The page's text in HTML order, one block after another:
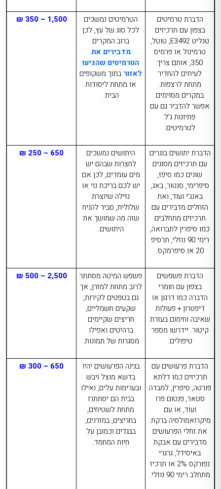
הדברת טרמיטים
בצפון עם תרכיזים
טנליטE3492, טוטל,
טרמינול או פרמיס
350, אותם צריך
לעיתים להחדיר
מתחת לרצפות.
במקרים מסוימים
אפשר להדביר גם עם
פתיונות ג’ל
לטרמיטים.
הטרמיטים נמשכים
לכל סוג של עץ, לכן
ברוב המקרים
מדבירים את
הטרמיטים שהגיעו
לאזור בתוך משקופים
או מתחת ליסודות
הבית.
1,500 – 350 ₪
הדברת יתושים בוגרים
עם תרכיזים מסוגים
שונים כמו סיפז,
סיפרימי, סנטור, באג,
באנג’י ועוד, ואת
הזחלים מדבירים עם
תרכיזים מתחלבים
כמו סיפרין לתברואה,
רימי 90 נוזלי, תרסיפ
20 או סיפרמקס.
היתושים נמשכים
לחצרות שבהם יש
מים עומדים, לכן אם
יש לכם בריכת נוי או
נזילה שיוצרת
שלולית, סביר להניח
שזה מה שמושך את
היתושים.
650 – 250 ₪
הדברת פשפשים
בצפון עם חומרי
הדברה כמו דרגון או
דיפטרון + פעולות
שאיבה וחימום בעזרת
קיטור. יידרשו מספר
טיפולים.
פשפש המיטה מסתתר
לרוב מתחת למזרן, אך
גם בטפטים לקירות,
שקעים חשמליים,
חריצים שקיימים
ברהיטים ואפילו
מסגרות של תמונות.
2,500 – 500 ₪
הדברת פרעושים עם
תרכיזים כמו דלתא
פורטה, סיפרין, למבדה
סטאר, פנטום פרו
ועוד, או עם
מיקרואמולסיה ברקת.
את זחלי הפרעושים
מדבירים עם אבקת
באיסידל, גרגרי
נפורקס 2% או תרכיז
מתחלב רימי 90 נוזלי.
בגינה הפרעושים יהיו
בדשא מוצל ויבש
ובערימות עלים, ואילו
בבית הם יסתתרו
מתחת לשטיחים,
בחריצים, במזרנים,
בבגדים וכמובן על
חיות המחמד.
650 – 300 ₪